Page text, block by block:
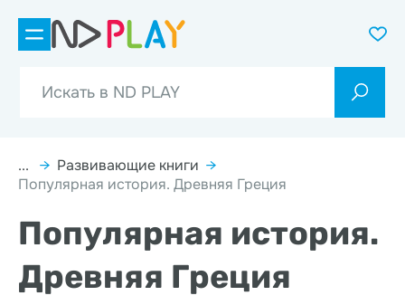
... → Развивающие книги →
Популярная история. Древняя Греция
Популярная история.
Древняя Греция